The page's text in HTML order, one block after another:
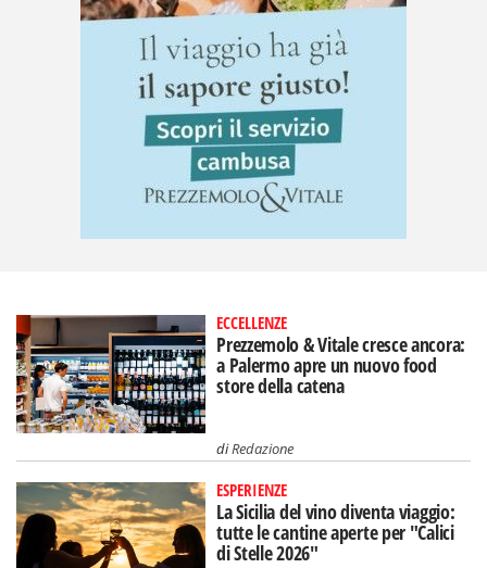
ECCELLENZE
Prezzemolo & Vitale cresce ancora:
a Palermo apre un nuovo food
store della catena
diRedazione
ESPERIENZE
La Sicilia del vino diventa viaggio:
tutte le cantine aperte per "Calici
di Stelle 2026"